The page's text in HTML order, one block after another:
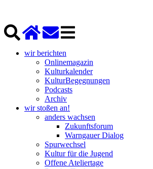
wir berichten
Onlinemagazin
Kulturkalender
KulturBegegnungen
Podcasts
Archiv
wir stoßen an!
anders wachsen
Zukunftsforum
Warngauer Dialog
Spurwechsel
Kultur für die Jugend
Offene Ateliertage